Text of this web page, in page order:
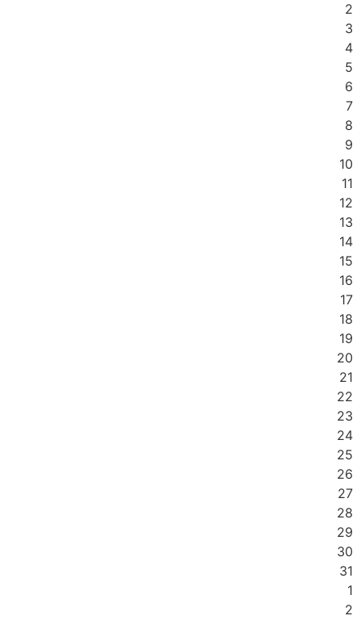
2
3
4
5
6
7
8
9
10
11
12
13
14
15
16
17
18
19
20
21
22
23
24
25
26
27
28
29
30
31
1
2